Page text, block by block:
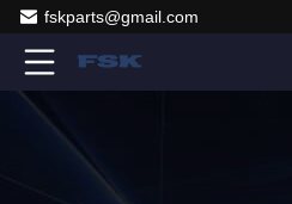
fskparts@gmail.com